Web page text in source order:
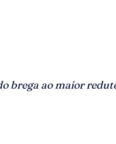
brega ao maior